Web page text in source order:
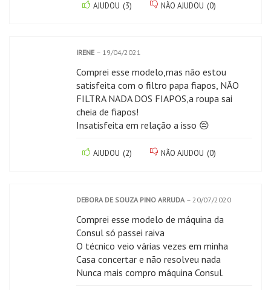
AJUDOU (3) NÃO AJUDOU (0)
IRENE – 19/04/2021
Comprei esse modelo,mas não estou
satisfeita com o filtro papa fiapos, NÃO
FILTRA NADA DOS FIAPOS,a roupa sai
cheia de fiapos!
Insatisfeita em relação a isso 😔
AJUDOU (2) NÃO AJUDOU (0)
DEBORA DE SOUZA PINO ARRUDA – 20/07/2020
Comprei esse modelo de máquina da
Consul só passei raiva
O técnico veio várias vezes em minha
Casa concertar e não resolveu nada
Nunca mais compro máquina Consul.